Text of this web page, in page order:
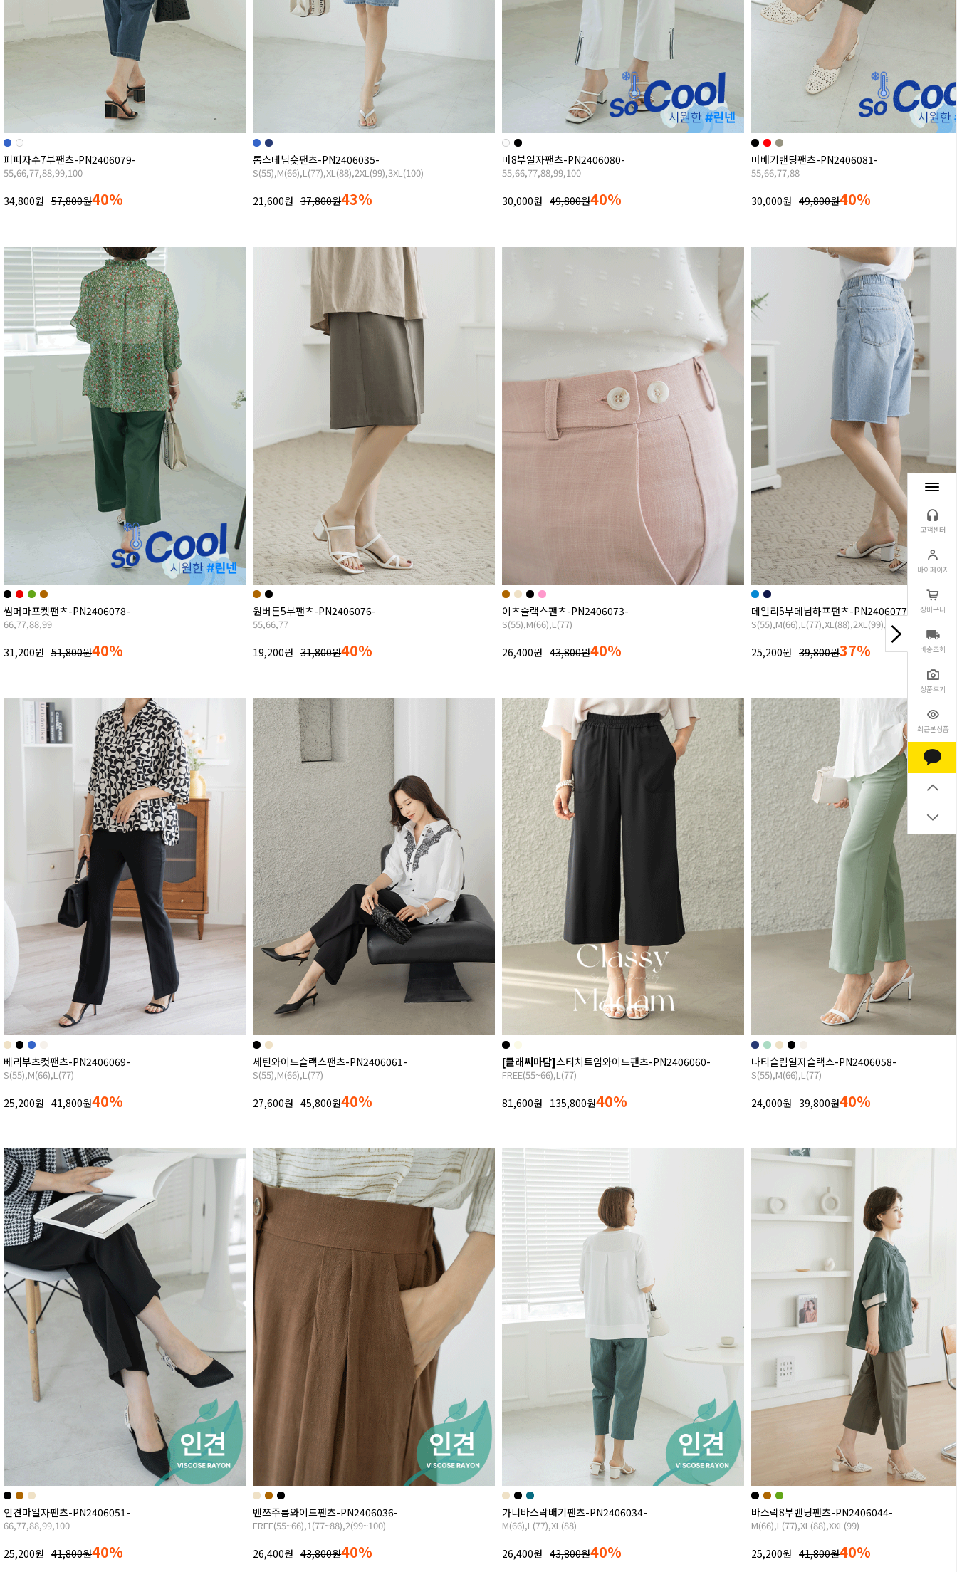
고객센터
마이페이지
장바구니
배송조회
상품후기
최근본상품
퍼피자수7부팬츠-PN2406079-
55,66,77,88,99,100
34,800원 57,800원40%
톰스데님숏팬츠-PN2406035-
S(55),M(66),L(77),XL(88),2XL(99),3XL(100)
21,600원 37,800원43%
마8부일자팬츠-PN2406080-
55,66,77,88,99,100
30,000원 49,800원40%
마배기밴딩팬츠-PN2406081-
55,66,77,88
30,000원 49,800원40%
썸머마포켓팬츠-PN2406078-
66,77,88,99
31,200원 51,800원40%
원버튼5부팬츠-PN2406076-
55,66,77
19,200원 31,800원40%
이츠슬랙스팬츠-PN2406073-
S(55),M(66),L(77)
26,400원 43,800원40%
데일리5부데님하프팬츠-PN2406077-
S(55),M(66),L(77),XL(88),2XL(99),3XL(100)
25,200원 39,800원37%
베리부츠컷팬츠-PN2406069-
S(55),M(66),L(77)
25,200원 41,800원40%
세틴와이드슬랙스팬츠-PN2406061-
S(55),M(66),L(77)
27,600원 45,800원40%
[클래씨마담]스티치트임와이드팬츠-PN2406060-
FREE(55~66),L(77)
81,600원 135,800원40%
나티슬림일자슬랙스-PN2406058-
S(55),M(66),L(77)
24,000원 39,800원40%
인견마일자팬츠-PN2406051-
66,77,88,99,100
25,200원 41,800원40%
벤쯔주름와이드팬츠-PN2406036-
FREE(55~66),1(77~88),2(99~100)
26,400원 43,800원40%
가니바스락배기팬츠-PN2406034-
M(66),L(77),XL(88)
26,400원 43,800원40%
바스락8부밴딩팬츠-PN2406044-
M(66),L(77),XL(88),XXL(99)
25,200원 41,800원40%